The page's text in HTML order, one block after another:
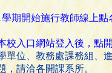
期開始施行教師線上
校入口網站登入後，
單位、教務處課務組、
，請洽各開課系所。